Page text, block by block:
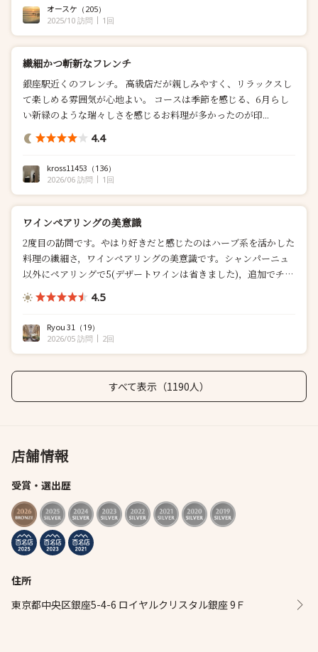
オースケ （205）
2025/10 訪問
1回
繊細かつ斬新なフレンチ
銀座駅近くのフレンチ。 高級店だが親しみやすく、リラックスし
て楽しめる雰囲気が心地よい。 コースは季節を感じる、6月らし
い新緑のような瑞々しさを感じるお料理が多かったのが印...
4.4
kross11453 （136）
2026/06 訪問
1回
ワインペアリングの美意識
2度目の訪問です。やはり好きだと感じたのはハーブ系を活かした
料理の繊細さ，ワインペアリングの美意識です。シャンパーニュ
以外にペアリングで5(デザートワインは省きました)，追加でチ
ー...
4.5
Ryou 31 （19）
2026/05 訪問
2回
すべて表示（1190人）
店舗情報
受賞・選出歴
住所
東京都中央区銀座5-4-6 ロイヤルクリスタル銀座 9Ｆ